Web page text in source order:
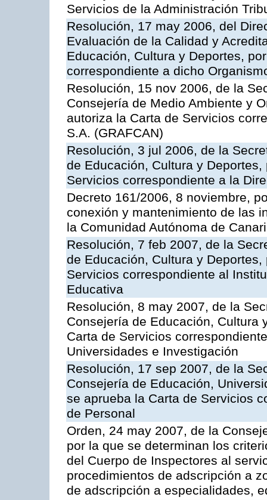
Servicios de la Administración
Resolución, 17 may 2006, del
Evaluación de la Calidad y
Educación, Cultura y Deportes,
correspondiente a dicho
Resolución, 15 nov 2006, de la
Consejería de Medio Ambiente y
autoriza la Carta de Servicios
S.A. (GRAFCAN)
Resolución, 3 jul 2006, de la
de Educación, Cultura y
Servicios correspondiente a la
Decreto 161/2006, 8 noviembre,
conexión y mantenimiento de las
la Comunidad Autónoma de
Resolución, 7 feb 2007, de la
de Educación, Cultura y
Servicios correspondiente al
Educativa
Resolución, 8 may 2007, de la
Consejería de Educación, Cultura
Carta de Servicios
Universidades e Investigación
Resolución, 17 sep 2007, de la
Consejería de Educación,
se aprueba la Carta de Servicios
de Personal
Orden, 24 may 2007, de la
por la que se determinan los
del Cuerpo de Inspectores al
procedimientos de adscripción a
de adscripción a especialidades,